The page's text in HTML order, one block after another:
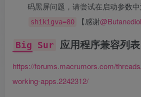
码黑屏问题，请尝试在启动参数
shikigva=80 【感谢@Butanediol
Big Sur 应用程序兼容列表
https://forums.macrumors.com/
working-apps.2242312/